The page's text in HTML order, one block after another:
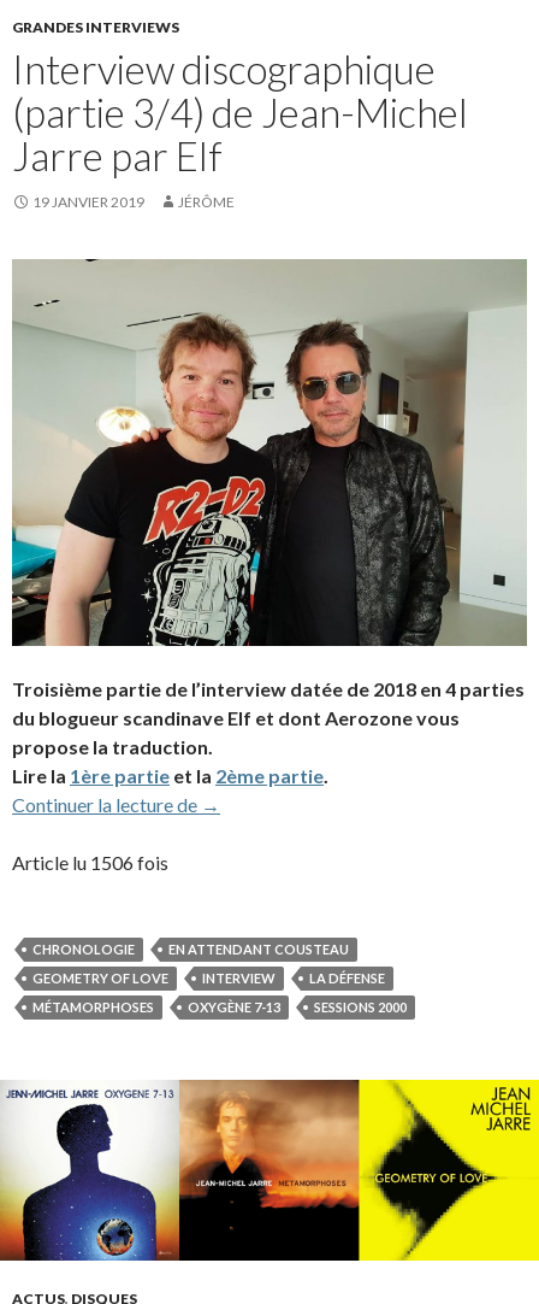
GRANDES INTERVIEWS
Interview discographique
(partie 3/4) de Jean-Michel
Jarre par Elf
19 JANVIER 2019 JÉRÔME
Troisième partie de l’interview datée de 2018 en 4 parties
du blogueur scandinave Elf et dont Aerozone vous
propose la traduction.
Lire la 1ère partie et la 2ème partie.
Continuer la lecture de Interview discographique (partie 3/4) de
→
Article lu 1506 fois
CHRONOLOGIE
EN ATTENDANT COUSTEAU
GEOMETRY OF LOVE
INTERVIEW
LA DÉFENSE
MÉTAMORPHOSES
OXYGÈNE 7-13 SESSIONS 2000
ACTUS, DISQUES